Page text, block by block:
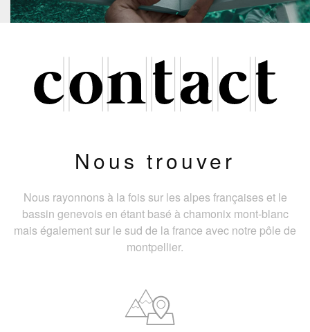
Nous trouver
Nous rayonnons à la fois sur les alpes françaises et le
bassin genevois en étant basé à chamonix mont-blanc
mais également sur le sud de la france avec notre pôle de
montpellier.